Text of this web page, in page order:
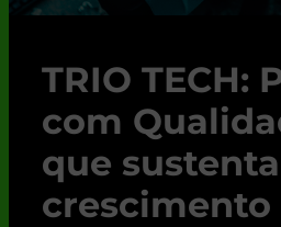
TRIO TECH:
com
que